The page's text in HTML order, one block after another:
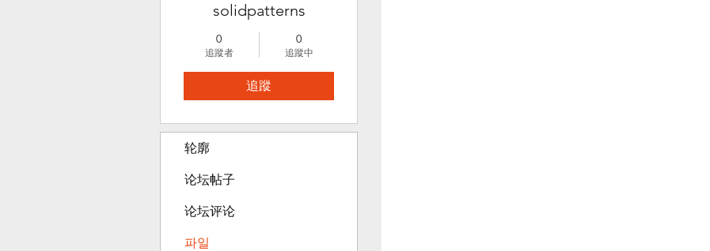
solidpatterns
0
追蹤者
0
追蹤中
追蹤
轮廓
论坛帖子
论坛评论
파일